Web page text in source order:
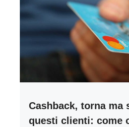
Cashback, torna ma
questi clienti: come